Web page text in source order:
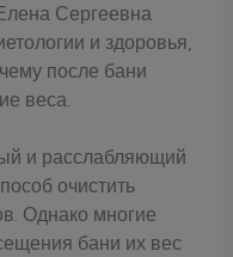
Сергеевна
и здоровья,
после бани
веса.
и расслабляющий
очистить
Однако многие
бани их вес